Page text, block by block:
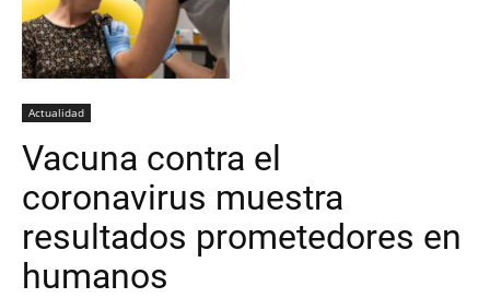
Actualidad
Vacuna contra el
coronavirus muestra
resultados prometedores en
humanos